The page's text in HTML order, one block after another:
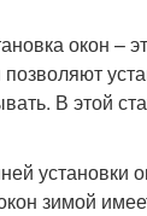
окон –
позволяют
В этой
установки
зимой